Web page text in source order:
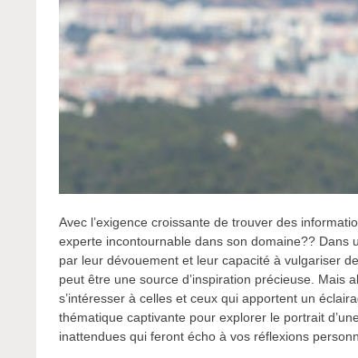
Avec l’exigence croissante de trouver des
experte incontournable dans son domaine?? Dans
par leur dévouement et leur capacité à vulgariser
peut être une source d’inspiration précieuse. Mais
s’intéresser à celles et ceux qui apportent un
thématique captivante pour explorer le portrait
inattendues qui feront écho à vos réflexions